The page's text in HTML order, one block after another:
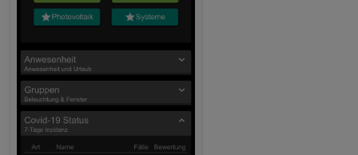
vert":"top","lc-position-horz"
offset-vert": ,"lc-offset-horz"
style":"" :""
border-width":"0","lc-border-style"
border-color"
"lc-border-radius"
zindex":0},"style":
{ "left":
32px)","height" "calc(100% - 32px)"